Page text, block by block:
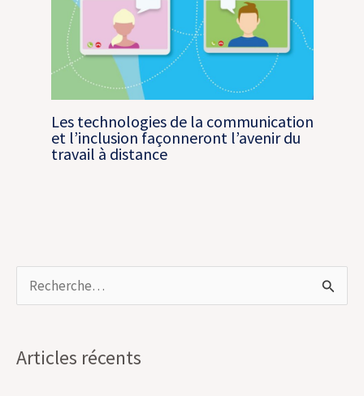
Les technologies de la communication
et l’inclusion façonneront l’avenir du
travail à distance
e
h
Articles récents